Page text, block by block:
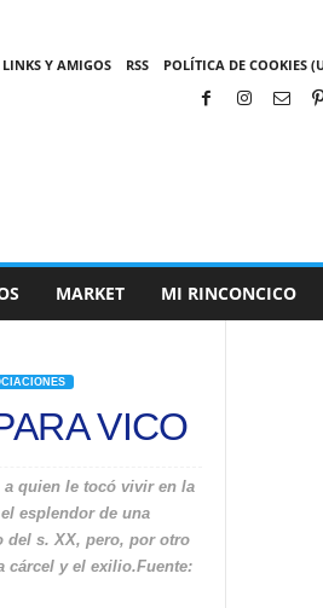
LINKS Y AMIGOS RSS POLÍTICA DE COOKIES
MARKET MI RINCONCICO
VICO
quien le tocó vivir en la
esplendor de una
del s. XX, pero, por otro
cárcel y el exilio.Fuente: